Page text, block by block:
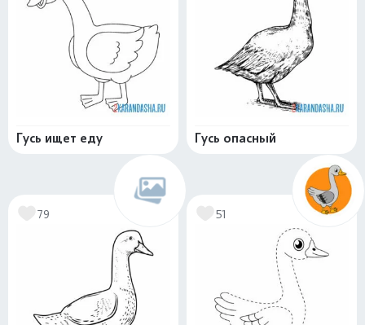
Гусь ищет еду Гусь опасный
79 51